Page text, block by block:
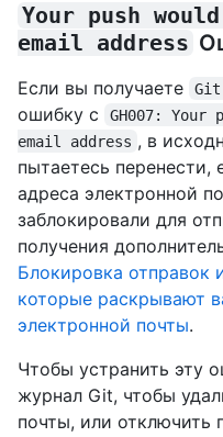
Your push
email address
Если вы получаете
ошибку с
GH007:
email address , в
пытаетесь
адреса электронной
заблокировали для
получения
Блокировка отправок
которые раскрывают
электронной почты.
Чтобы устранить эту
журнал Git, чтобы
почты, или отключить